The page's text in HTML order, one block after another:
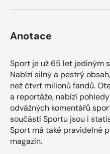
Anotace
Sport je už 65 let jediným
Nabízí silný a pestrý
než čtvrt milionů fandů.
a reportáže, nabízí
odvážných komentářů
součástí Sportu jsou i
Sport má také pravidelné
magazín.